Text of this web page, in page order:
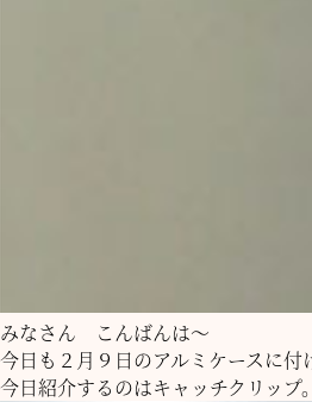
みなさん こんばんは～
今日も２月９日のアルミケースに付
今日紹介するのはキャッチクリップ。